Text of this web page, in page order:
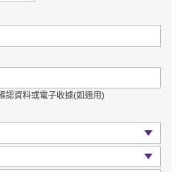
認資料或電子收據(如適用)